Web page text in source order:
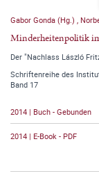
Gabor Gonda (Hg.) ,
Minderheitenpolitik
Der "Nachlass László
Schriftenreihe des
Band 17
2014 | Buch - Gebunden
2014 | E-Book - PDF